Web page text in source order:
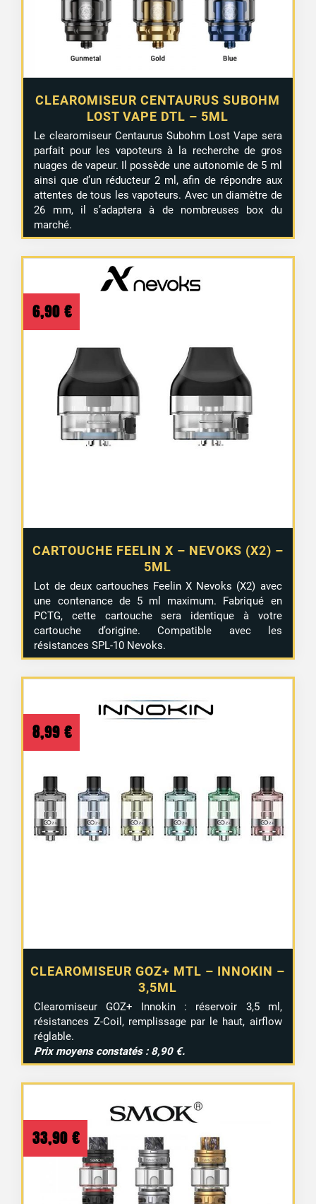
CLEAROMISEUR CENTAURUS SUBOHM
LOST VAPE DTL – 5ML
Le clearomiseur Centaurus Subohm Lost Vape sera
parfait pour les vapoteurs à la recherche de gros
nuages de vapeur. Il possède une autonomie de 5 ml
ainsi que d’un réducteur 2 ml, afin de répondre aux
attentes de tous les vapoteurs. Avec un diamètre de
26 mm, il s’adaptera à de nombreuses box du
marché.
CARTOUCHE FEELIN X – NEVOKS (X2) –
5ML
6,90 €
Lot de deux cartouches Feelin X Nevoks (X2) avec
une contenance de 5 ml maximum. Fabriqué en
PCTG, cette cartouche sera identique à votre
cartouche d’origine. Compatible avec les
résistances SPL-10 Nevoks.
CLEAROMISEUR GOZ+ MTL – INNOKIN –
3,5ML
8,99 €
Clearomiseur GOZ+ Innokin : réservoir 3,5 ml,
résistances Z-Coil, remplissage par le haut, airflow
réglable.
Prix moyens constatés : 8,90 €.
33,90 €